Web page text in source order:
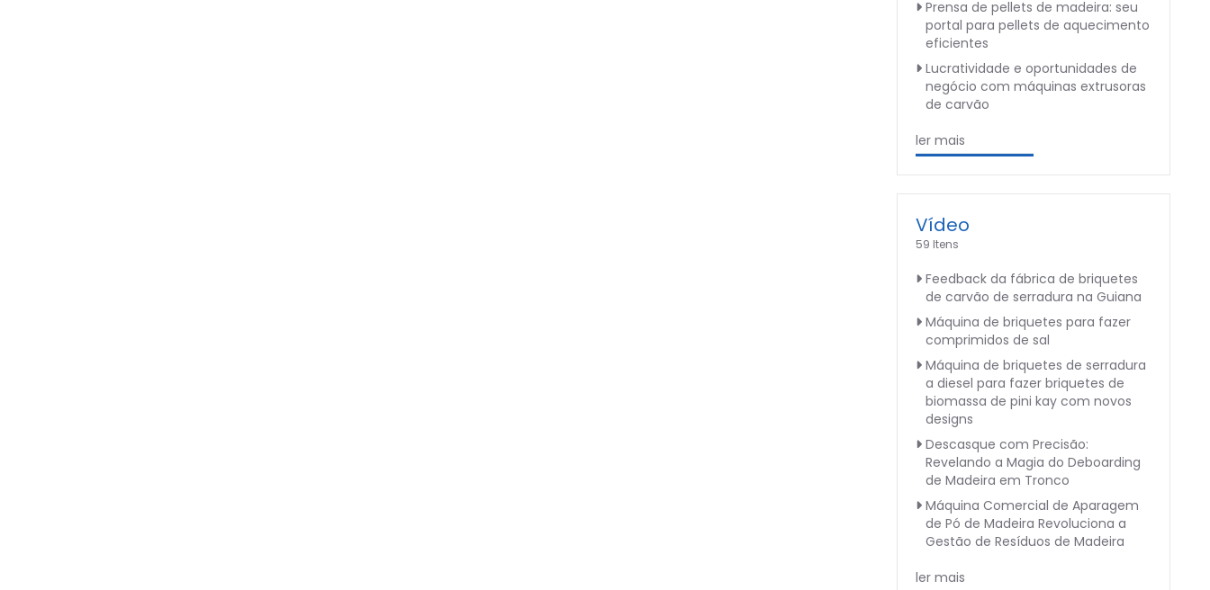
Prensa de pellets de madeira: seu
portal para pellets de aquecimento
eficientes
Lucratividade e oportunidades de
negócio com máquinas extrusoras
de carvão
ler mais
Vídeo
59 Itens
Feedback da fábrica de briquetes
de carvão de serradura na Guiana
Máquina de briquetes para fazer
comprimidos de sal
Máquina de briquetes de serradura
a diesel para fazer briquetes de
biomassa de pini kay com novos
designs
Descasque com Precisão:
Revelando a Magia do Deboarding
de Madeira em Tronco
Máquina Comercial de Aparagem
de Pó de Madeira Revoluciona a
Gestão de Resíduos de Madeira
ler mais